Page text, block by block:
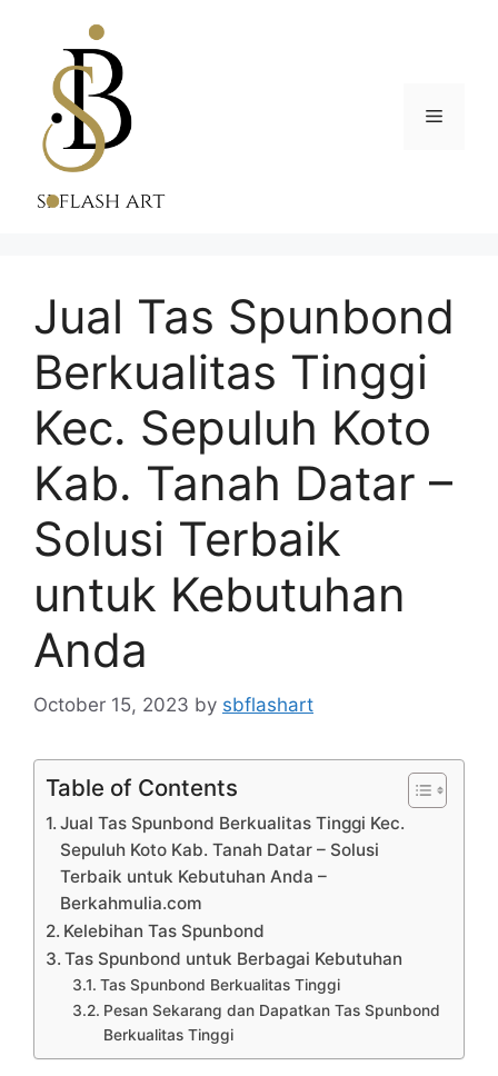
content
Menu
Jual Tas Spunbond
Berkualitas Tinggi
Kec. Sepuluh Koto
Kab. Tanah Datar –
Solusi Terbaik
untuk Kebutuhan
Anda
October 15, 2023 by sbflashart
Table of Contents
Jual Tas Spunbond Berkualitas Tinggi Kec.
Sepuluh Koto Kab. Tanah Datar – Solusi
Terbaik untuk Kebutuhan Anda –
Berkahmulia.com
Kelebihan Tas Spunbond
Tas Spunbond untuk Berbagai Kebutuhan
Tas Spunbond Berkualitas Tinggi
Pesan Sekarang dan Dapatkan Tas Spunbond
Berkualitas Tinggi